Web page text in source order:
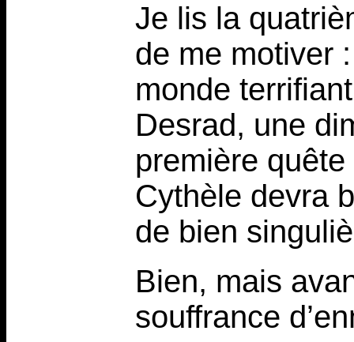
Je lis la
de me motiver
monde
Desrad, une
première
Cythèle devra
de bien
Bien, mais
souffrance